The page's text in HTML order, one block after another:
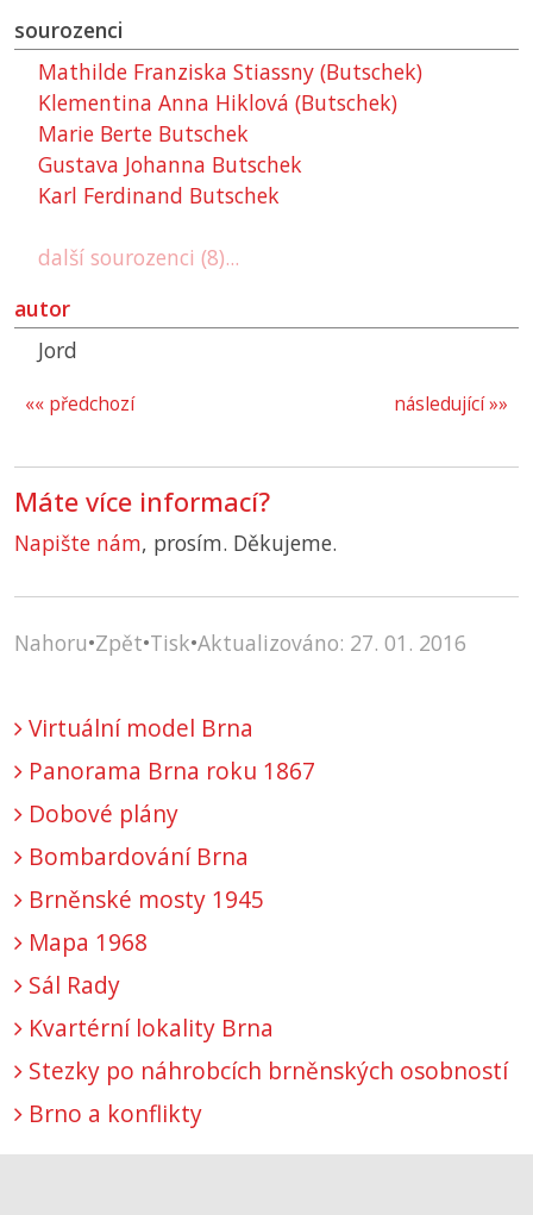
sourozenci
Mathilde Franziska Stiassny (Butschek)
Klementina Anna Hiklová (Butschek)
Marie Berte Butschek
Gustava Johanna Butschek
Karl Ferdinand Butschek
další sourozenci (8)...
autor
Jord
následující »»
«« předchozí
Máte více informací?
Napište nám, prosím. Děkujeme.
Nahoru•Zpět•Tisk•Aktualizováno: 27. 01. 2016
Virtuální model Brna
Panorama Brna roku 1867
Dobové plány
Bombardování Brna
Brněnské mosty 1945
Mapa 1968
Sál Rady
Kvartérní lokality Brna
Stezky po náhrobcích brněnských osobností
Brno a konflikty